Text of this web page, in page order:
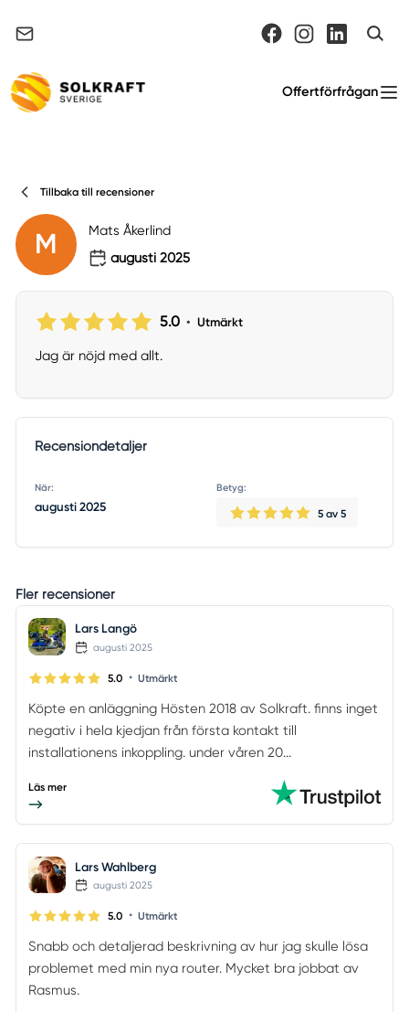
Offertförfrågan
Tillbaka till recensioner
M
Mats Åkerlind
augusti 2025
5.0 • Utmärkt
Jag är nöjd med allt.
Recensiondetaljer
När:
augusti 2025
Betyg:
5 av 5
Fler recensioner
Lars Langö
augusti 2025
5.0 • Utmärkt
Köpte en anläggning Hösten 2018 av Solkraft. finns inget
negativ i hela kjedjan från första kontakt till
installationens inkoppling. under våren 20...
Läs mer
Lars Wahlberg
augusti 2025
5.0 • Utmärkt
Snabb och detaljerad beskrivning av hur jag skulle lösa
problemet med min nya router. Mycket bra jobbat av
Rasmus.